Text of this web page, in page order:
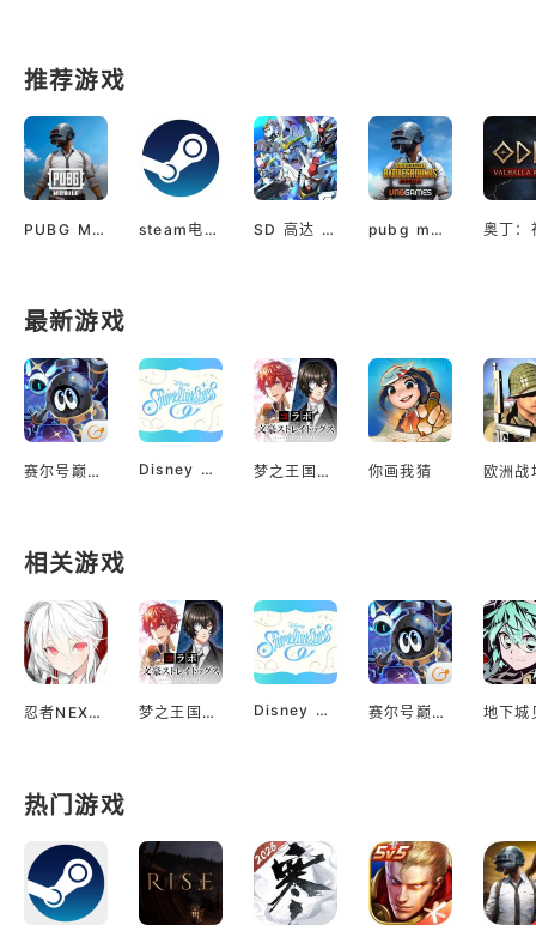
推荐游戏
PUBG M(国际服绝地求生) steam电脑版下载 SD 高达 G世代 永恒（国际服） pubg mobile最新版本
最新游戏
赛尔号巅峰之战 Disney Sparklink Stars 梦之王国与沉睡的100王子 你画我猜
相关游戏
忍者NEXUS 闪乱神乐 梦之王国与沉睡的100王子 Disney Sparklink Stars 赛尔号巅峰之战
热门游戏